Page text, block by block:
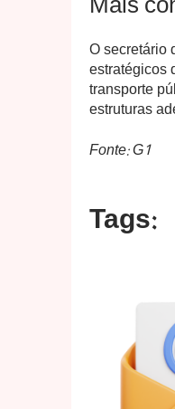
O secretário
estratégicos
transporte
estruturas
Fonte: G1
Tags: